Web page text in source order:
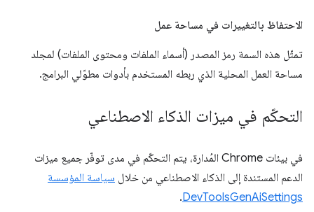
الاحتفاظ بالتغييرات في مساحة عمل
تمثّل هذه السمة رمز المصدر (أسماء الملفات ومحتوى الملفات) لمجلد
مساحة العمل المحلية الذي ربطه المستخدم بأدوات مطوّلي البرامج.
التحكّم في ميزات الذكاء الاصطناعي
في بيئات Chrome المُدارة، يتم التحكّم في مدى توفّر جميع ميزات
الدعم المستندة إلى الذكاء الاصطناعي من خلال سياسة المؤسسة
DevToolsGenAiSettings
.